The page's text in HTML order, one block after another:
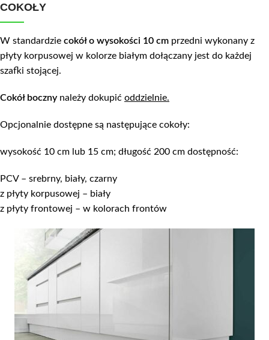
COKOŁY
W standardzie cokół o wysokości 10 cm przedni wykonany z
płyty korpusowej w kolorze białym dołączany jest do każdej
szafki stojącej.
Cokół boczny należy dokupić oddzielnie.
Opcjonalnie dostępne są następujące cokoły:
wysokość 10 cm lub 15 cm; długość 200 cm dostępność:
PCV – srebrny, biały, czarny
z płyty korpusowej – biały
z płyty frontowej – w kolorach frontów